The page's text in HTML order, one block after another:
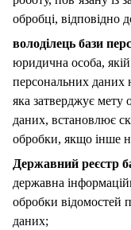
обробці, відповідно
володілець бази
юридична особа,
персональних даних
яка затверджує мету
даних, встановлює
обробки, якщо інше
Державний реєстр
державна
обробки відомостей
даних;